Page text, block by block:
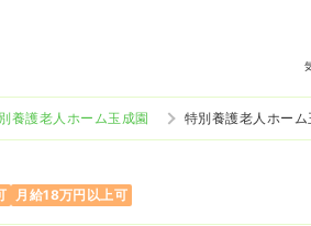
養護老人ホーム玉成園 特別養護老人ホー
月給18万円以上可